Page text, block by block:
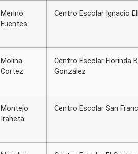
Merino
Fuentes
Centro Escolar Ignacio
Molina
Cortez
Centro Escolar Florinda
González
Montejo
Iraheta
Centro Escolar San